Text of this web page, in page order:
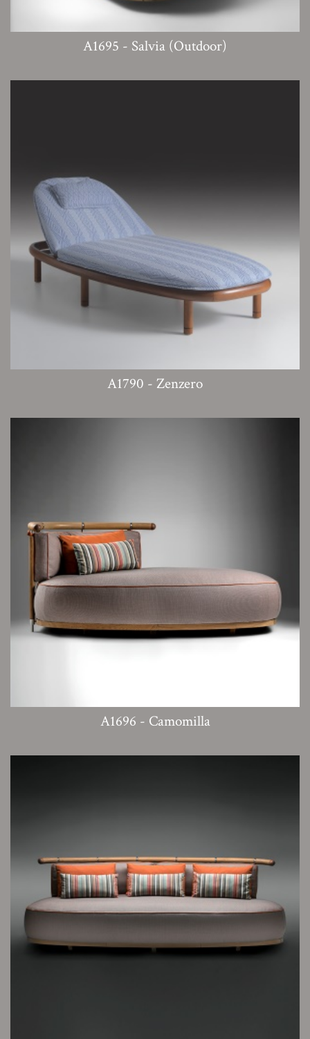
A1695 - Salvia (Outdoor)
A1790 - Zenzero
A1696 - Camomilla